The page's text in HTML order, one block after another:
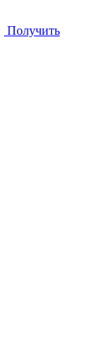
Получить